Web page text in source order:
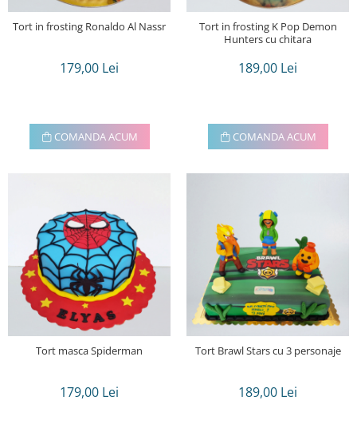
Tort in frosting Ronaldo Al Nassr
179,00 Lei
COMANDA ACUM
Tort in frosting K Pop Demon
Hunters cu chitara
189,00 Lei
COMANDA ACUM
Tort masca Spiderman
179,00 Lei
Tort Brawl Stars cu 3 personaje
189,00 Lei